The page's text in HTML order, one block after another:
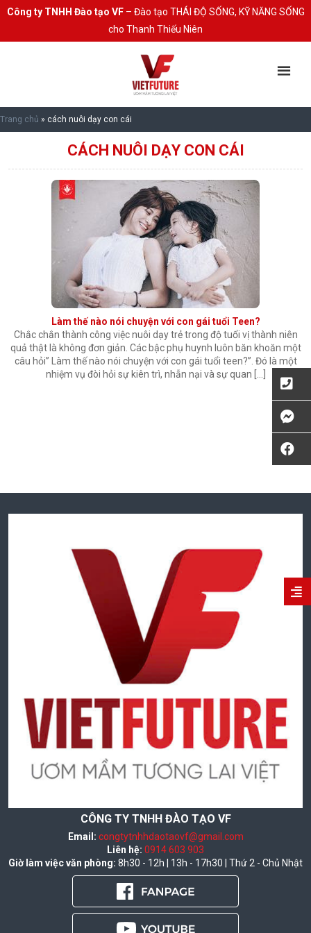
Công ty TNHH Đào tạo VF– Đào tạo THÁI ĐỘ SỐNG, KỸ NĂNG SỐNG
cho Thanh Thiếu Niên
Trang chủ » cách nuôi dạy con cái
CÁCH NUÔI DẠY CON CÁI
Làm thế nào nói chuyện với con gái tuổi Teen?
Chắc chắn thành công việc nuôi dạy trẻ trong độ tuổi vị thành niên
quả thật là không đơn giản. Các bậc phụ huynh luôn băn khoăn một
câu hỏi” Làm thế nào nói chuyện với con gái tuổi teen?”. Đó là một
nhiệm vụ đòi hỏi sự kiên trì, nhẫn nại và sự quan […]
CÔNG TY TNHH ĐÀO TẠO VF
Email: congtytnhhdaotaovf@gmail.com
Liên hệ: 0914 603 903
Giờ làm việc văn phòng: 8h30 - 12h | 13h - 17h30 | Thứ 2 - Chủ Nhật